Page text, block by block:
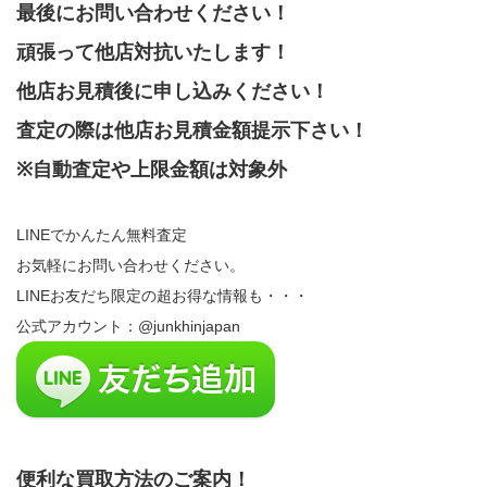
最後にお問い合わせください！
頑張って他店対抗いたします！
他店お見積後に申し込みください！
査定の際は他店お見積金額提示下さい！
※自動査定や上限金額は対象外
LINEでかんたん無料査定
お気軽にお問い合わせください。
LINEお友だち限定の超お得な情報も・・・
公式アカウント：@junkhinjapan
便利な買取方法のご案内！